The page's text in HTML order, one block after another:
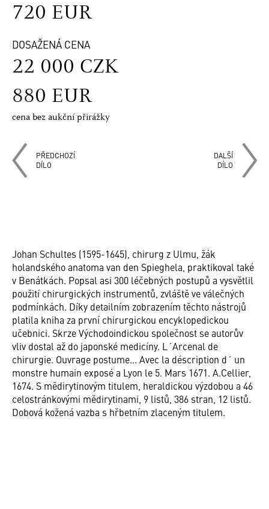
720 EUR
DOSAŽENÁ CENA
22 000 CZK
880 EUR
cena bez aukční přirážky
PŘEDCHOZÍ
DÍLO
DALŠÍ
DÍLO
Johan Schultes (1595-1645), chirurg z Ulmu, žák
holandského anatoma van den Spieghela, praktikoval také
v Benátkách. Popsal asi 300 léčebných postupů a vysvětlil
použití chirurgických instrumentů, zvláště ve válečných
podmínkách. Díky detailním zobrazením těchto nástrojů
platila kniha za první chirurgickou encyklopedickou
učebnici. Skrze Východoindickou společnost se autorův
vliv dostal až do japonské medicíny. L´Arcenal de
chirurgie. Ouvrage postume... Avec la déscription d´ un
monstre humain exposé a Lyon le 5. Mars 1671. A.Cellier,
1674. S mědirytinovým titulem, heraldickou výzdobou a 46
celostránkovými mědirytinami, 9 listů, 386 stran, 12 listů.
Dobová kožená vazba s hřbetním zlaceným titulem.